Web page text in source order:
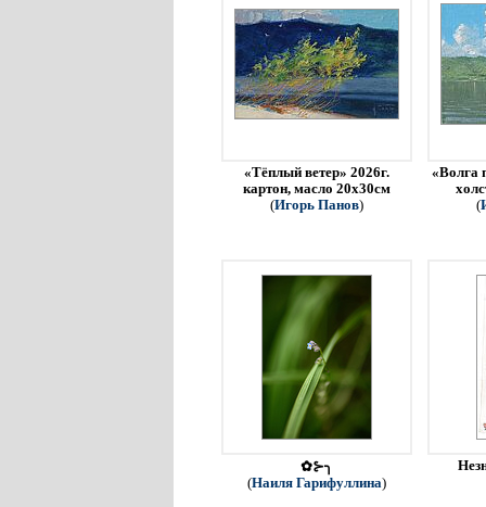
«Тёплый ветер» 2026г.
картон, масло 20х30см
(Игорь Панов)
«Волга
(
✿⊱╮
(Наиля Гарифуллина)